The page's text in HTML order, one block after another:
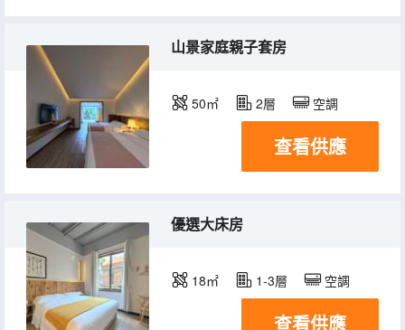
山景家庭親子套房
50㎡ 2層 空調
查看供應
優選大床房
18㎡ 1-3層 空調
查看供應